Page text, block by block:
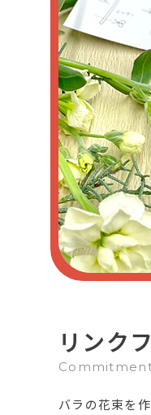
リンク
バラの花束を